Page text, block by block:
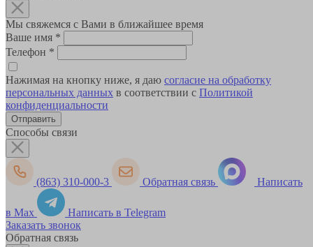
Мы свяжемся с Вами в ближайшее время
Ваше имя *
Телефон *
Нажимая на кнопку ниже, я даю согласие на обработку
персональных данных в соответствии с Политикой
конфиденциальности
Способы связи
(863) 310-000-3 Обратная связь Написать
в Max
Написать в Telegram
Заказать звонок
Обратная связь